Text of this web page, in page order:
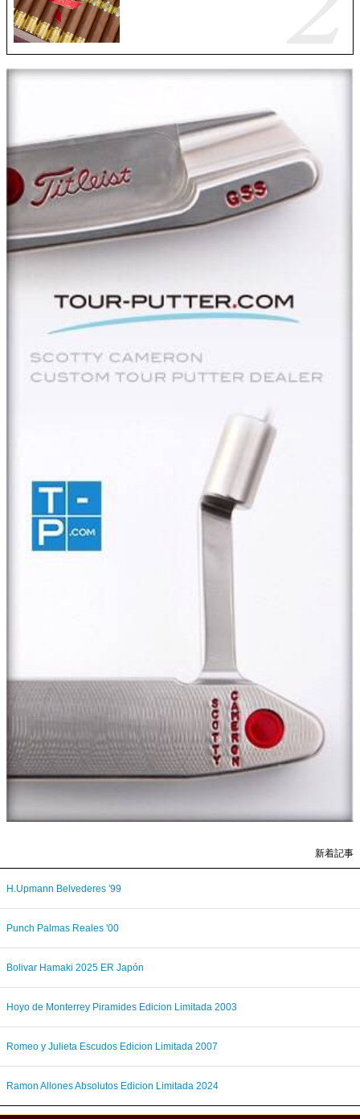
新着記事
H.Upmann Belvederes '99
Punch Palmas Reales '00
Bolivar Hamaki 2025 ER Japón
Hoyo de Monterrey Piramides Edicion Limitada 2003
Romeo y Julieta Escudos Edicion Limitada 2007
Ramon Allones Absolutos Edicion Limitada 2024